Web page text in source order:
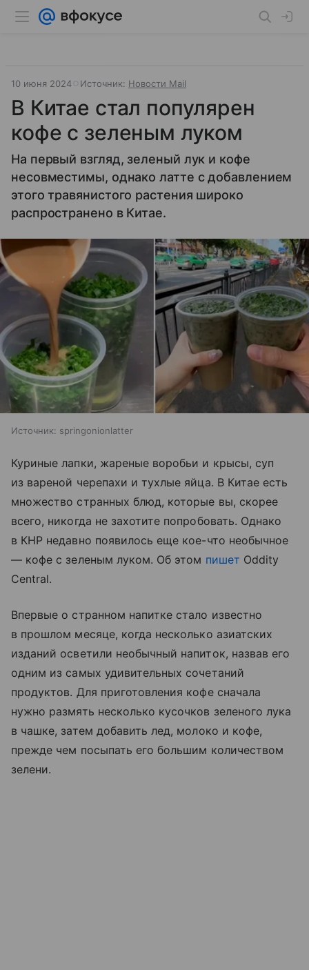
10 июня 2024 Источник: Новости Mail
В Китае стал популярен
кофе с зеленым луком
На первый взгляд, зеленый лук и кофе
несовместимы, однако латте с добавлением
этого травянистого растения широко
распространено в Китае.
Источник: springonionlatter
Куриные лапки, жареные воробьи и крысы, суп
из вареной черепахи и тухлые яйца. В Китае есть
множество странных блюд, которые вы, скорее
всего, никогда не захотите попробовать. Однако
в КНР недавно появилось еще кое-что необычное
— кофе с зеленым луком. Об этом пишет Oddity
Central.
Впервые о странном напитке стало известно
в прошлом месяце, когда несколько азиатских
изданий осветили необычный напиток, назвав его
одним из самых удивительных сочетаний
продуктов. Для приготовления кофе сначала
нужно размять несколько кусочков зеленого лука
в чашке, затем добавить лед, молоко и кофе,
прежде чем посыпать его большим количеством
зелени.